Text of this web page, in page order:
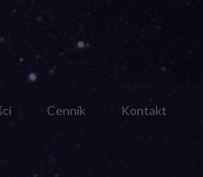
Cennik Kontakt